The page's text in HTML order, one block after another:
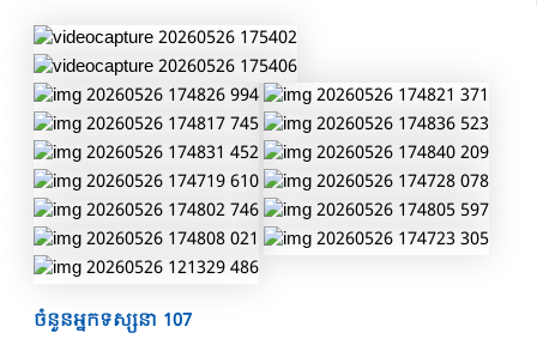
ចំនួនអ្នកទស្សនា 107